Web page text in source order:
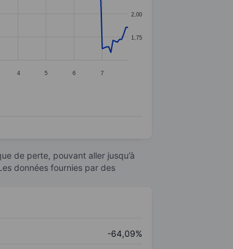
4 5 6 7
1,75
2,00
de perte, pouvant aller jusqu’à
données fournies par des
-64,09%